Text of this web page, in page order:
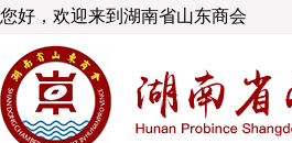
您好，欢迎来到湖南省山东商会